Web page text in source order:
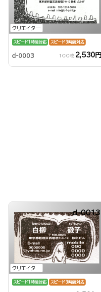
クリエイター
スピード1時間対応 スピード3時間対応
d-0003 100枚 2,530円
クリエイター
d-0013
スピード1時間対応 スピード3時間対応